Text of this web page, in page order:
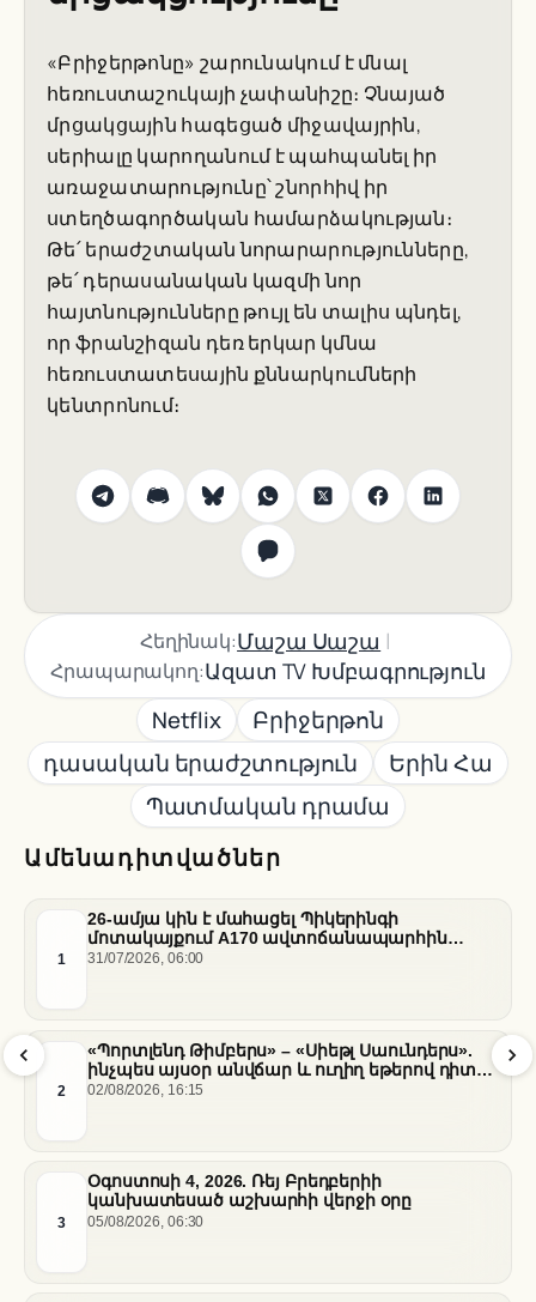
Ամենադիտվածներ
1
26-ամյա կին է մահացել Պիկերինգի
մոտակայքում A170 ավտոճանապարհին
տեղի ունեցած վթարի հետևանքով
31/07/2026, 06:00
2
«Պորտլենդ Թիմբերս» – «Սիեթլ Սաունդերս».
ինչպես այսօր անվճար և ուղիղ եթերով դիտել
հանդիպումը
02/08/2026, 16:15
3
Օգոստոսի 4, 2026. Ռեյ Բրեդբերիի
կանխատեսած աշխարհի վերջի օրը
05/08/2026, 06:30
«Բրիջերթոնը» շարունակում է մնալ
հեռուստաշուկայի չափանիշը։ Չնայած
մրցակցային հագեցած միջավայրին,
սերիալը կարողանում է պահպանել իր
առաջատարությունը՝ շնորհիվ իր
ստեղծագործական համարձակության։
Թե՛ երաժշտական նորարարությունները,
թե՛ դերասանական կազմի նոր
հայտնությունները թույլ են տալիս պնդել,
որ ֆրանշիզան դեռ երկար կմնա
հեռուստատեսային քննարկումների
կենտրոնում։
Հեղինակ:Մաշա Սաշա |
Հրապարակող:Ազատ TV Խմբագրություն
Netflix
Բրիջերթոն
դասական երաժշտություն
Երին Հա
Պատմական դրամա